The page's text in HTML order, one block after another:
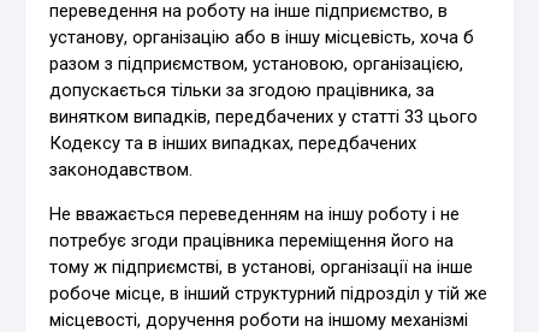
переведення на роботу на інше підприємство, в
установу, організацію або в іншу місцевість, хоча б
разом з підприємством, установою, організацією,
допускається тільки за згодою працівника, за
винятком випадків, передбачених у статті 33 цього
Кодексу та в інших випадках, передбачених
законодавством.
Не вважається переведенням на іншу роботу і не
потребує згоди працівника переміщення його на
тому ж підприємстві, в установі, організації на інше
робоче місце, в інший структурний підрозділ у тій же
місцевості, доручення роботи на іншому механізмі